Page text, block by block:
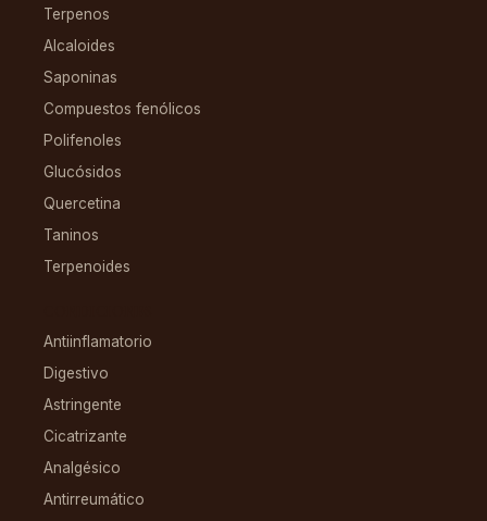
Terpenos
Alcaloides
Saponinas
Compuestos fenólicos
Polifenoles
Glucósidos
Quercetina
Taninos
Terpenoides
Antiinflamatorio
Digestivo
Astringente
Cicatrizante
Analgésico
Antirreumático